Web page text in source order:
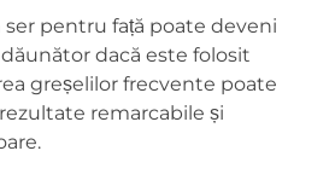
ser pentru față poate deveni
dacă este folosit
greșelilor frecvente poate
remarcabile și